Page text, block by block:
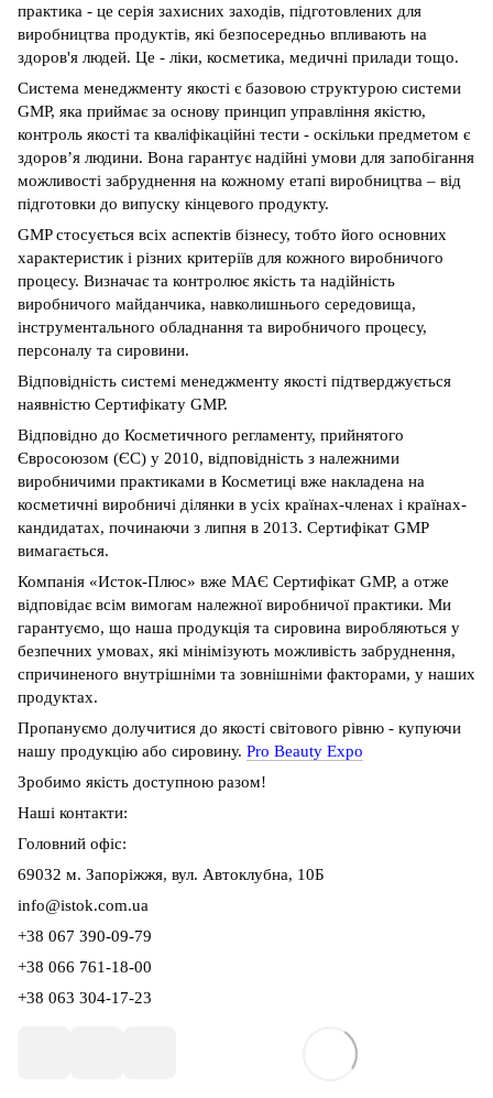
практика - це серія захисних заходів, підготовлених для
виробництва продуктів, які безпосередньо впливають на
здоров'я людей. Це - ліки, косметика, медичні прилади тощо.
Система менеджменту якості є базовою структурою системи
GMP, яка приймає за основу принцип управління якістю,
контроль якості та кваліфікаційні тести - оскільки предметом є
здоров’я людини. Вона гарантує надійні умови для запобігання
можливості забруднення на кожному етапі виробництва – від
підготовки до випуску кінцевого продукту.
GMP стосується всіх аспектів бізнесу, тобто його основних
характеристик і різних критеріїв для кожного виробничого
процесу. Визначає та контролює якість та надійність
виробничого майданчика, навколишнього середовища,
інструментального обладнання та виробничого процесу,
персоналу та сировини.
Відповідність системі менеджменту якості підтверджується
наявністю Сертифікату GMP.
Відповідно до Косметичного регламенту, прийнятого
Євросоюзом (ЄС) у 2010, відповідність з належними
виробничими практиками в Косметиці вже накладена на
косметичні виробничі ділянки в усіх країнах-членах і країнах-
кандидатах, починаючи з липня в 2013. Сертифікат GMP
вимагається.
Компанія «Исток-Плюс» вже МАЄ Сертифікат GMP, а отже
відповідає всім вимогам належної виробничої практики. Ми
гарантуємо, що наша продукція та сировина виробляються у
безпечних умовах, які мінімізують можливість забруднення,
спричиненого внутрішніми та зовнішніми факторами, у наших
продуктах.
Пропануємо долучитися до якості світового рівню - купуючи
нашу продукцію або сировину. Pro Beauty Expo
Зробимо якість доступною разом!
Наші контакти:
Головний офіс:
69032 м. Запоріжжя, вул. Автоклубна, 10Б
info@istok.com.ua
+38 067 390-09-79
+38 066 761-18-00
+38 063 304-17-23